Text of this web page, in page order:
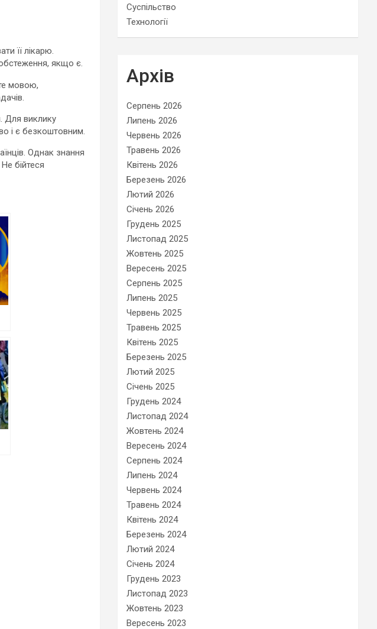
її лікарю.
якщо є.
мовою,
Для виклику
і є безкоштовним.
Однак знання
бійтеся
Суспільство
Технології
Архів
Серпень 2026
Липень 2026
Червень 2026
Травень 2026
Квітень 2026
Березень 2026
Лютий 2026
Січень 2026
Грудень 2025
Листопад 2025
Жовтень 2025
Вересень 2025
Серпень 2025
Липень 2025
Червень 2025
Травень 2025
Квітень 2025
Березень 2025
Лютий 2025
Січень 2025
Грудень 2024
Листопад 2024
Жовтень 2024
Вересень 2024
Серпень 2024
Липень 2024
Червень 2024
Травень 2024
Квітень 2024
Березень 2024
Лютий 2024
Січень 2024
Грудень 2023
Листопад 2023
Жовтень 2023
Вересень 2023